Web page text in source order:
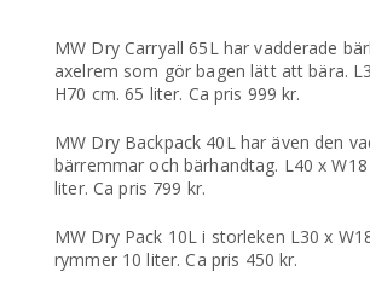
MW Dry Carryall 65L har vadderade
axelrem som gör bagen lätt att bära.
H70 cm. 65 liter. Ca pris 999 kr.
MW Dry Backpack 40L har även den
bärremmar och bärhandtag. L40 x
liter. Ca pris 799 kr.
MW Dry Pack 10L i storleken L30 x
rymmer 10 liter. Ca pris 450 kr.